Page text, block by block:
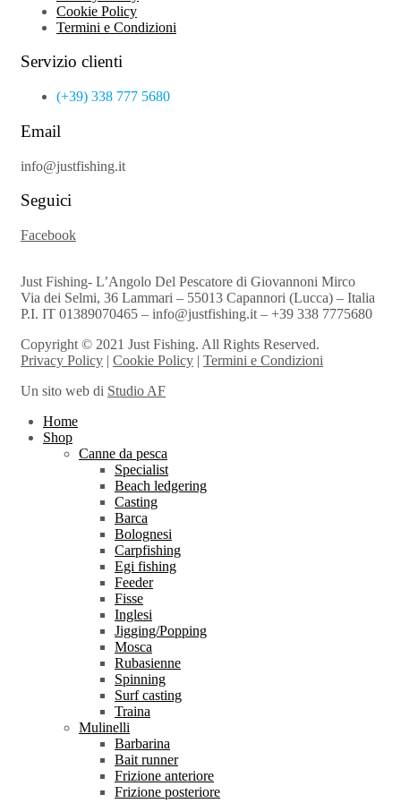
Cookie Policy
Termini e Condizioni
Servizio clienti
(+39) 338 777 5680
Email
info@justfishing.it
Seguici
Facebook
Just Fishing- L’Angolo Del Pescatore di Giovannoni Mirco
Via dei Selmi, 36 Lammari – 55013 Capannori (Lucca) – Italia
P.I. IT 01389070465 – info@justfishing.it – +39 338 7775680
Copyright © 2021 Just Fishing. All Rights Reserved.
Privacy Policy | Cookie Policy | Termini e Condizioni
Un sito web di Studio AF
Home
Shop
Canne da pesca
Specialist
Beach ledgering
Casting
Barca
Bolognesi
Carpfishing
Egi fishing
Feeder
Fisse
Inglesi
Jigging/Popping
Mosca
Rubasienne
Spinning
Surf casting
Traina
Mulinelli
Barbarina
Bait runner
Frizione anteriore
Frizione posteriore